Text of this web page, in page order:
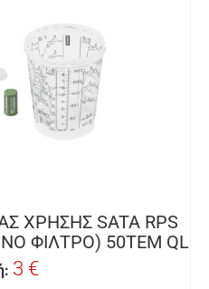
ΧΡΗΣΗΣ SATA RPS
ΦΙΛΤΡΟ) 50ΤΕΜ QL
3 €